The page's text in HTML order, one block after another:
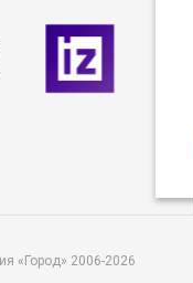
«Город» 2006-2026